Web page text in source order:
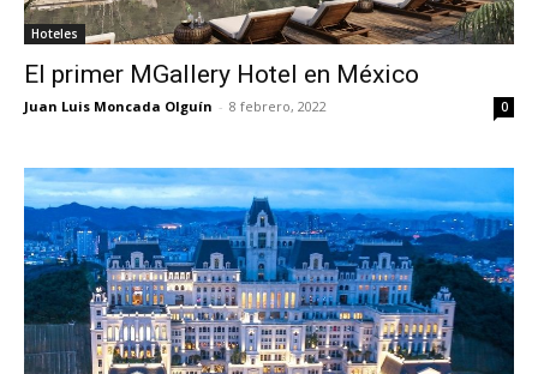
Hoteles
El primer MGallery Hotel en México
Juan Luis Moncada Olguín - 8 febrero, 2022 0